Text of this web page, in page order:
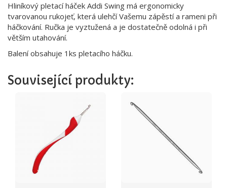
Hliníkový pletací háček Addi Swing má ergonomicky
tvarovanou rukojeť, která ulehčí Vašemu zápěstí a rameni při
háčkování. Ručka je vyztužená a je dostatečně odolná i při
větším utahování.
Balení obsahuje 1ks pletacího háčku.
Související produkty: